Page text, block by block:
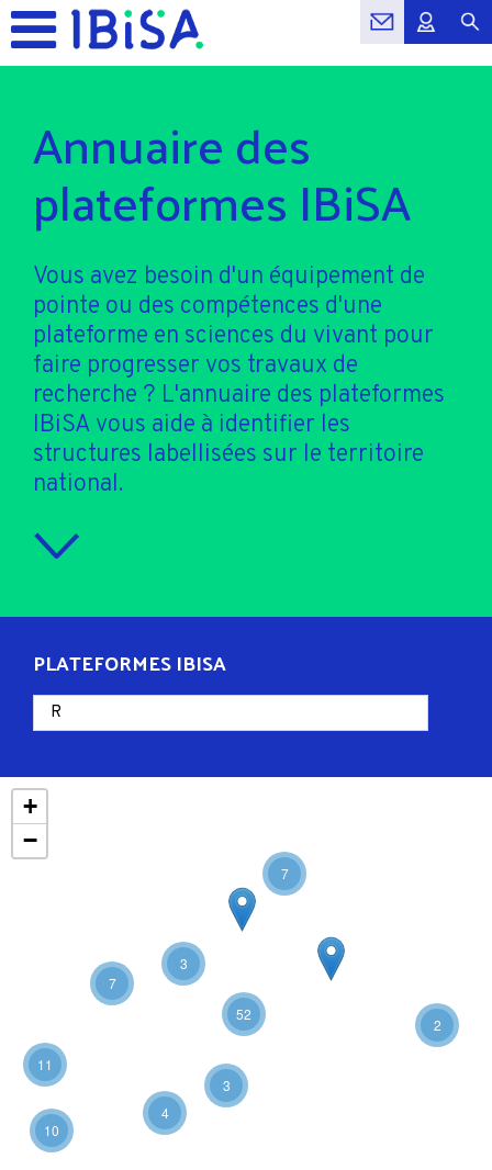
Annuaire des
plateformes IBiSA
Vous avez besoin d'un équipement de
pointe ou des compétences d'une
plateforme en sciences du vivant pour
faire progresser vos travaux de
recherche ? L'annuaire des plateformes
IBiSA vous aide à identifier les
structures labellisées sur le territoire
national.
PLATEFORMES IBISA
2
4
7
7
3
10
11
3
52
+
−